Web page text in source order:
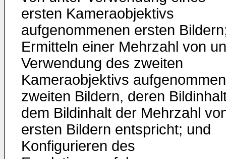
ersten Kameraobjektivs
aufgenommenen ersten
Ermitteln einer Mehrzahl von
Verwendung des zweiten
Kameraobjektivs
zweiten Bildern, deren
dem Bildinhalt der Mehrzahl
ersten Bildern entspricht; und
Konfigurieren des